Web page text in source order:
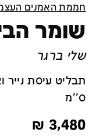
חממת האמנים
שומר
שלי ברגר
ס''מ
3,480
₪